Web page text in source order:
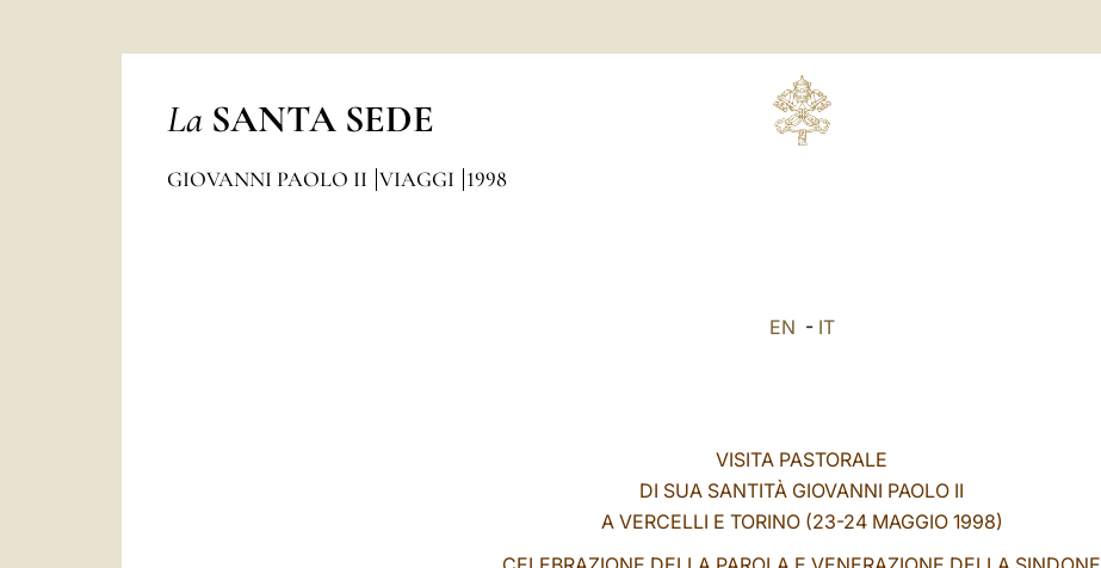
La SANTA SEDE
GIOVANNI PAOLO II VIAGGI 1998
EN - IT
VISITA PASTORALE
DI SUA SANTITÀ GIOVANNI PAOLO II
A VERCELLI E TORINO (23-24 MAGGIO 1998)